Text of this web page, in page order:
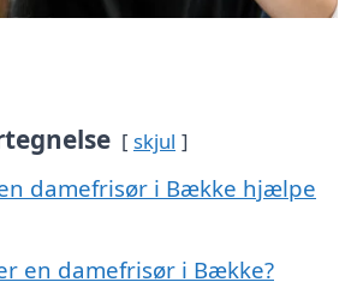
skjul
damefrisør i Bække hjælpe
en damefrisør i Bække?